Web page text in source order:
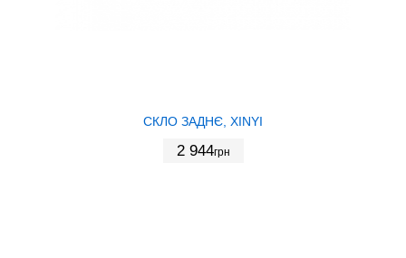
СКЛО ЗАДНЄ, XINYI
2 944грн